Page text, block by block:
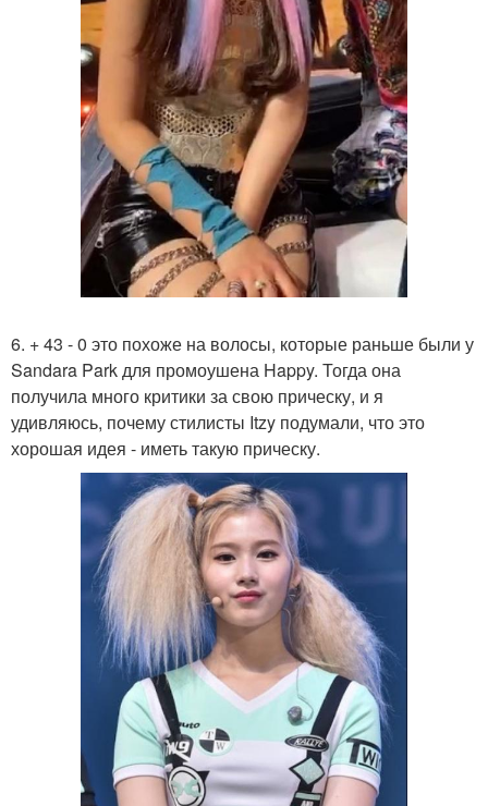
6. + 43 - 0 это похоже на волосы, которые раньше были у
Sandara Park для промоушена Happy. Тогда она
получила много критики за свою прическу, и я
удивляюсь, почему стилисты Itzy подумали, что это
хорошая идея - иметь такую прическу.